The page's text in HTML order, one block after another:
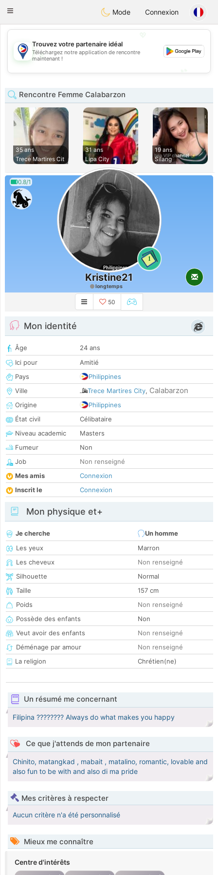
PhilippinesChat
Toggle
Mode Connexion
💖
💕
Trouvez votre partenaire idéal
Téléchargez notre application de rencontre
maintenant !
Rencontre Femme Calabarzon
35 ans
Trece Martires Cit
31 ans
Lipa City
19 ans
Silang
0.8/1
1
Kristine21
longtemps
50
Mon identité
Âge
24 ans
Ici pour
Amitié
Pays
Philippines
Ville
Trece Martires City, Calabarzon
Origine
Philippines
État civil
Célibataire
Niveau academic
Masters
Fumeur
Non
Job
Non renseigné
Mes amis
Connexion
Inscrit le
Connexion
Mon physique et+
Je cherche
Un homme
Les yeux
Marron
Les cheveux
Non renseigné
Silhouette
Normal
Taille
157 cm
Poids
Non renseigné
Possède des enfants
Non
Veut avoir des enfants
Non renseigné
Déménage par amour
Non renseigné
La religion
Chrétien(ne)
Un résumé me concernant
Filipina ???????? Always do what makes you happy
Ce que j'attends de mon partenaire
Chinito, matangkad , mabait , matalino, romantic, lovable and
also fun to be with and also di ma pride
Mes critères à respecter
Aucun critère n'a été personnalisé
Mieux me connaître
Centre d'intérêts